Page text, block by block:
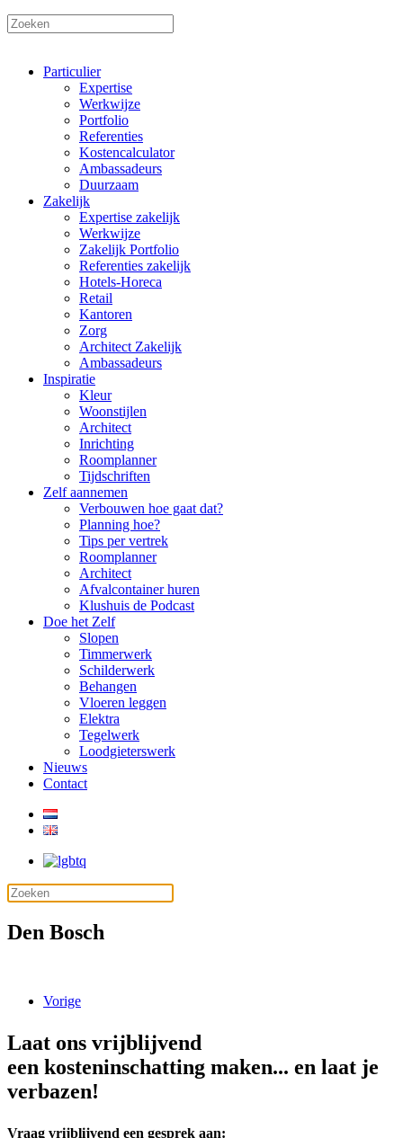
Particulier
Expertise
Werkwijze
Portfolio
Referenties
Kostencalculator
Ambassadeurs
Duurzaam
Zakelijk
Expertise zakelijk
Werkwijze
Zakelijk Portfolio
Referenties zakelijk
Hotels-Horeca
Retail
Kantoren
Zorg
Architect Zakelijk
Ambassadeurs
Inspiratie
Kleur
Woonstijlen
Architect
Inrichting
Roomplanner
Tijdschriften
Zelf aannemen
Verbouwen hoe gaat dat?
Planning hoe?
Tips per vertrek
Roomplanner
Architect
Afvalcontainer huren
Klushuis de Podcast
Doe het Zelf
Slopen
Timmerwerk
Schilderwerk
Behangen
Vloeren leggen
Elektra
Tegelwerk
Loodgieterswerk
Nieuws
Contact
Den Bosch
Vorige
Laat ons vrijblijvend
een kosteninschatting maken... en laat je
verbazen!
Vraag vrijblijvend een gesprek aan: